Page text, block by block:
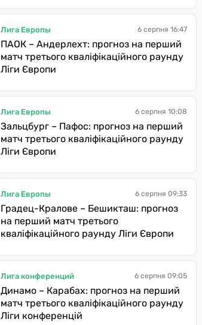
Лига Европы 6 серпня 16:47
ПАОК – Андерлехт: прогноз на перший
матч третього кваліфікаційного раунду
Ліги Європи
Лига Европы 6 серпня 10:08
Зальцбург – Пафос: прогноз на перший
матч третього кваліфікаційного раунду
Ліги Європи
Лига Европы 6 серпня 09:33
Градец-Кралове – Бешикташ: прогноз
на перший матч третього
кваліфікаційного раунду Ліги Європи
Лига конференций 6 серпня 09:05
Динамо – Карабах: прогноз на перший
матч третього кваліфікаційного раунду
Ліги конференцій